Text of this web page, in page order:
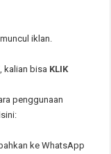
iklan.
kalian bisa KLIK
penggunaan
ke WhatsApp